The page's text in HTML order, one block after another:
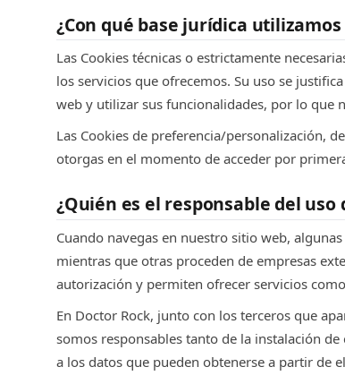
¿Con qué base jurídica utilizamos
Las Cookies técnicas o estrictamente
los servicios que ofrecemos. Su uso se
web y utilizar sus funcionalidades, por lo que
Las Cookies de preferencia/personalización,
otorgas en el momento de acceder por
¿Quién es el responsable del
Cuando navegas en nuestro sitio web,
mientras que otras proceden de empresas
autorización y permiten ofrecer servicios
En Doctor Rock, junto con los terceros que
somos responsables tanto de la instalación
a los datos que pueden obtenerse a partir de